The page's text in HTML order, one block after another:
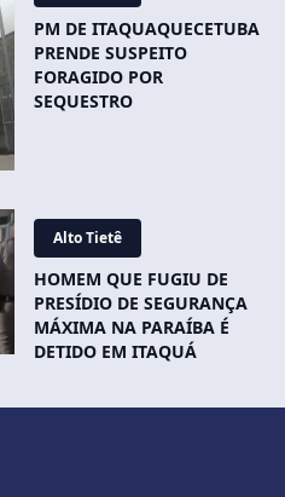
PM DE ITAQUAQUECETUBA
PRENDE SUSPEITO
FORAGIDO POR
SEQUESTRO
Alto Tietê
HOMEM QUE FUGIU DE
PRESÍDIO DE SEGURANÇA
MÁXIMA NA PARAÍBA É
DETIDO EM ITAQUÁ